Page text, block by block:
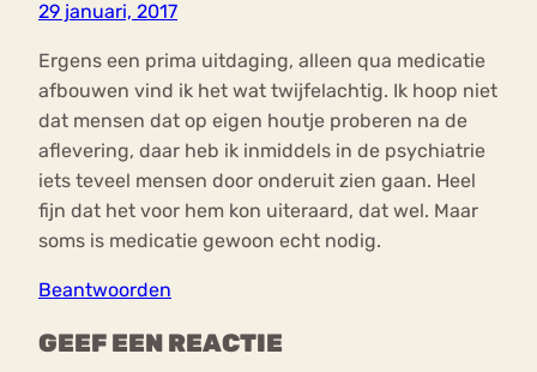
29 januari, 2017
Ergens een prima uitdaging, alleen qua medicatie
afbouwen vind ik het wat twijfelachtig. Ik hoop niet
dat mensen dat op eigen houtje proberen na de
aflevering, daar heb ik inmiddels in de psychiatrie
iets teveel mensen door onderuit zien gaan. Heel
fijn dat het voor hem kon uiteraard, dat wel. Maar
soms is medicatie gewoon echt nodig.
Beantwoorden
GEEF EEN REACTIE